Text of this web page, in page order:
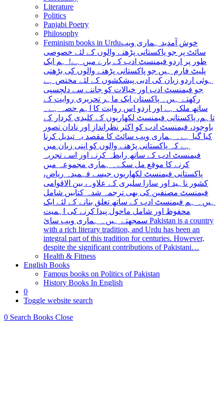
Literature
Politics
Panjabi Poetry
Philosophy
Feminism books in Urduخوش آمدید ہماری ویب
سائٹ پر جو پاکستانی پڑھنے والوں کے لئے خصوصی
طور پر اردو فیمنسٹ ادب کے بارے میں ہے! ہم ایک
پلیٹ فارم ہیں جو پاکستانی پڑھنے والوں کی بڑھتی
ہوئی اردو زبان کی ادبی پیشکشوں کے لئے مختص ہے
جو فیمنسٹ ادب اور خیالات کو جاننے سے دلچسپی
رکھتے ہیں۔ پاکستان ایک ماہر تحریری روایت کے
ساتھ ملک ہے اور اردو اس روایت کا اہم حصہ ہے۔
تاہم، پاکستانی فیمنسٹ لکھاریوں کے کلیدی کردار کے
باوجود، فیمنسٹ ادب کو اکثر نظرانداز اور نادان تصور
کیا گیا ہے۔ ہماری ویب سائٹ کا مقصد یہ تبدیل کرنا
ہے کہ پاکستانی پڑھنے والوں کو اپنی زبان میں
فیمنسٹ ادب کے ساتھ رابطہ کرنے اور اسے تجربہ
کرنے کا موقع مل سکے۔ ہماری مجموعہ میں
پاکستانی فیمنسٹ لکھاریوں جیسے فہمیدہ ریاض،
کشور ناہید اور سارا سلیری کے علاوہ، بین الاقوامی
فیمنسٹ مصنفین کی بھی ترجمہ شدہ کتابیں شامل
ہیں۔ ہم فیمنسٹ ادب کے ساتھ تعلق بنانے کے لئے ایک
محفوظ اور شامل ماحول پیدا کرنے کی اہمیت
سمجھتے ہیں۔ ہماری ویب سائ Pakistan is a country
with a rich literary tradition, and Urdu has been an
integral part of this tradition for centuries. However,
despite the significant contributions of Pakistani…
Health & Fitness
English Books
Famous books on Politics of Pakistan
History Books In English
0
Toggle website search
0 Search Books Close